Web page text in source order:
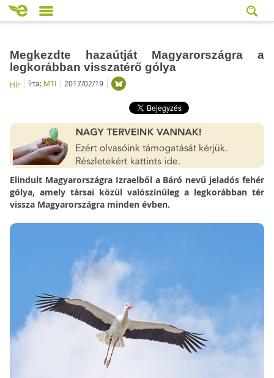
Megkezdte hazaútját Magyarországra a
legkorábban visszatérő gólya
Hír írta: MTI 2017/02/19
Elindult Magyarországra Izraelből a Báró nevű jeladós fehér
gólya, amely társai közül valószínűleg a legkorábban tér
vissza Magyarországra minden évben.